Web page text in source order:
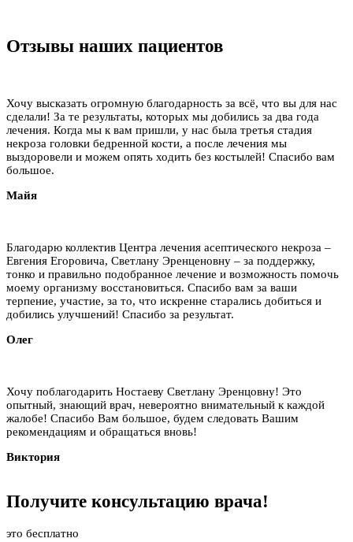
Отзывы наших пациентов
Хочу высказать огромную благодарность за всё, что вы для нас
сделали! За те результаты, которых мы добились за два года
лечения. Когда мы к вам пришли, у нас была третья стадия
некроза головки бедренной кости, а после лечения мы
выздоровели и можем опять ходить без костылей! Спасибо вам
большое.
Майя
Благодарю коллектив Центра лечения асептического некроза –
Евгения Егоровича, Светлану Эренценовну – за поддержку,
тонко и правильно подобранное лечение и возможность помочь
моему организму восстановиться. Спасибо вам за ваши
терпение, участие, за то, что искренне старались добиться и
добились улучшений! Спасибо за результат.
Олег
Хочу поблагодарить Ностаеву Светлану Эренцовну! Это
опытный, знающий врач, невероятно внимательный к каждой
жалобе! Спасибо Вам большое, будем следовать Вашим
рекомендациям и обращаться вновь!
Виктория
Получите консультацию врача!
это бесплатно